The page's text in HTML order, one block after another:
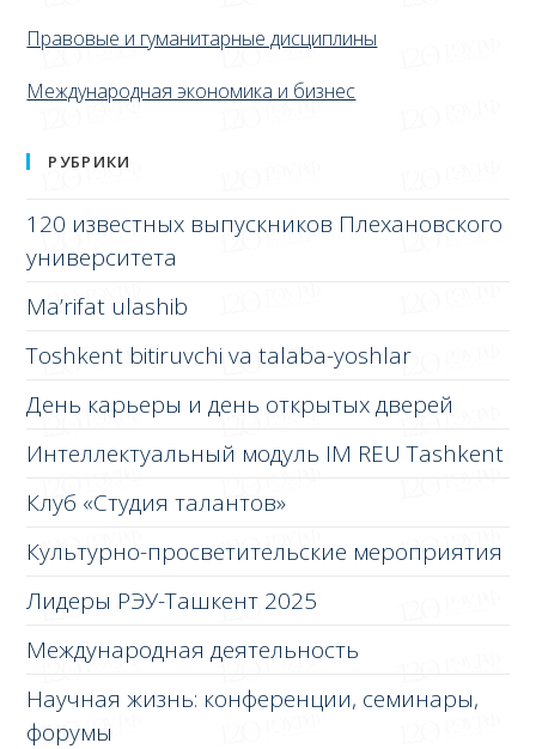
Правовые и гуманитарные дисциплины
Международная экономика и бизнес
РУБРИКИ
120 известных выпускников Плехановского
университета
Ma’rifat ulashib
Toshkent bitiruvchi va talaba-yoshlar
День карьеры и день открытых дверей
Интеллектуальный модуль IM REU Tashkent
Клуб «Студия талантов»
Культурно-просветительские мероприятия
Лидеры РЭУ-Ташкент 2025
Международная деятельность
Научная жизнь: конференции, семинары,
форумы